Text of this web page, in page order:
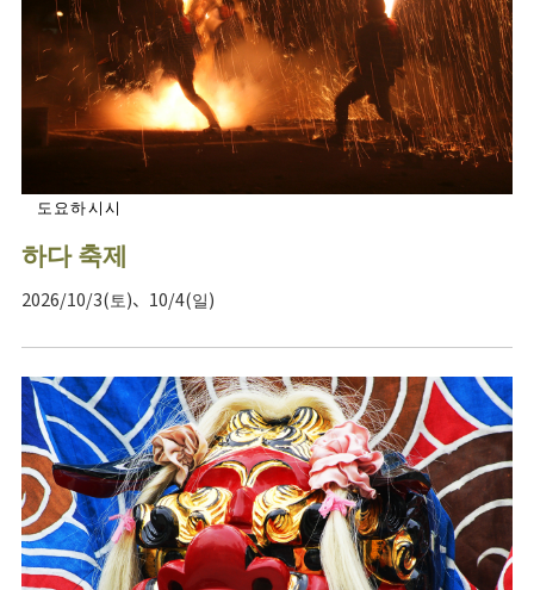
도요하시시
하다 축제
2026/10/3(토)、10/4(일)